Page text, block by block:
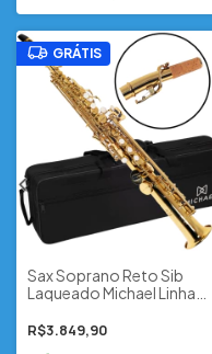
GRÁTIS
Sax Soprano Reto Sib
Laqueado Michael Linha
Estojo e Acessórios
R$3.849,90